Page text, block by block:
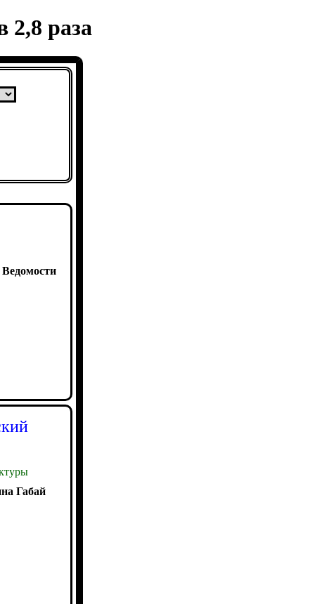
2,8 раза
Ведомости
Габай